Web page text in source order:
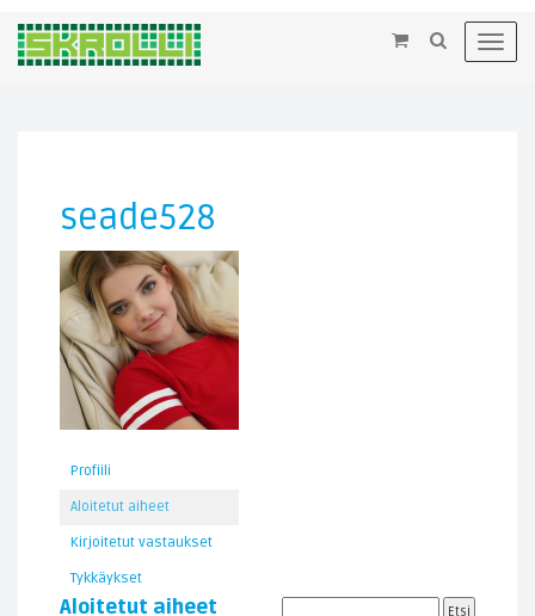
×
seade528
Profiili
Aloitetut aiheet
Kirjoitetut vastaukset
Tykkäykset
Aloitetut aiheet